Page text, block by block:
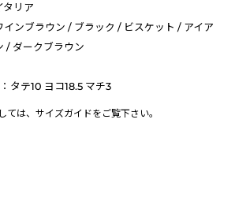
タリア
インブラウン / ブラック / ビスケット / アイア
/ ダークブラウン
タテ10 ヨコ18.5 マチ3
は、 サイズガイドをご覧下さい。